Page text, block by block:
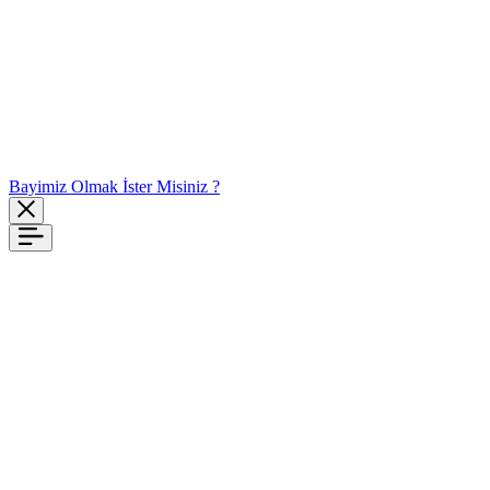
Bayimiz Olmak İster Misiniz ?